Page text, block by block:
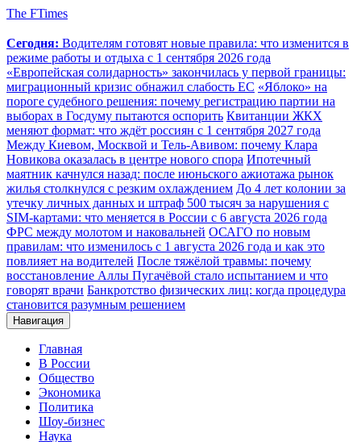
The FTimes
Сегодня: Водителям готовят новые правила: что изменится в
режиме работы и отдыха с 1 сентября 2026 года
«Европейская солидарность» закончилась у первой границы:
миграционный кризис обнажил слабость ЕС «Яблоко» на
пороге судебного решения: почему регистрацию партии на
выборах в Госдуму пытаются оспорить Квитанции ЖКХ
меняют формат: что ждёт россиян с 1 сентября 2027 года
Между Киевом, Москвой и Тель-Авивом: почему Клара
Новикова оказалась в центре нового спора Ипотечный
маятник качнулся назад: после июньского ажиотажа рынок
жилья столкнулся с резким охлаждением До 4 лет колонии за
утечку личных данных и штраф 500 тысяч за нарушения с
SIM-картами: что меняется в России с 6 августа 2026 года
ФРС между молотом и наковальней ОСАГО по новым
правилам: что изменилось с 1 августа 2026 года и как это
повлияет на водителей После тяжёлой травмы: почему
восстановление Аллы Пугачёвой стало испытанием и что
говорят врачи Банкротство физических лиц: когда процедура
становится разумным решением
Навигация
Главная
В России
Общество
Экономика
Политика
Шоу-бизнес
Наука